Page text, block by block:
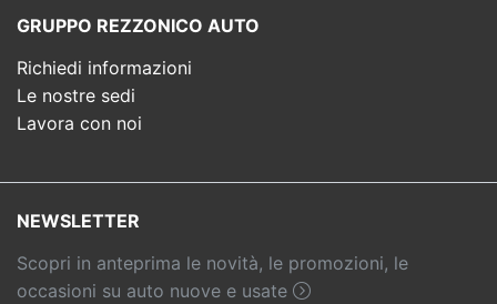
GRUPPO REZZONICO AUTO
Richiedi informazioni
Le nostre sedi
Lavora con noi
NEWSLETTER
Scopri in anteprima le novità, le promozioni, le
occasioni su auto nuove e usate